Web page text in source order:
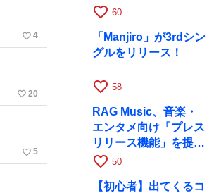
favorite_border 4
favorite_border 20
favorite_border 5
favorite_border 60
「Manjiro」が3rdシン
グルをリリース！
favorite_border 58
RAG Music、音楽・
エンタメ向け「プレス
リリース機能」を提供
開始
favorite_border 50
【初心者】出てくるコ